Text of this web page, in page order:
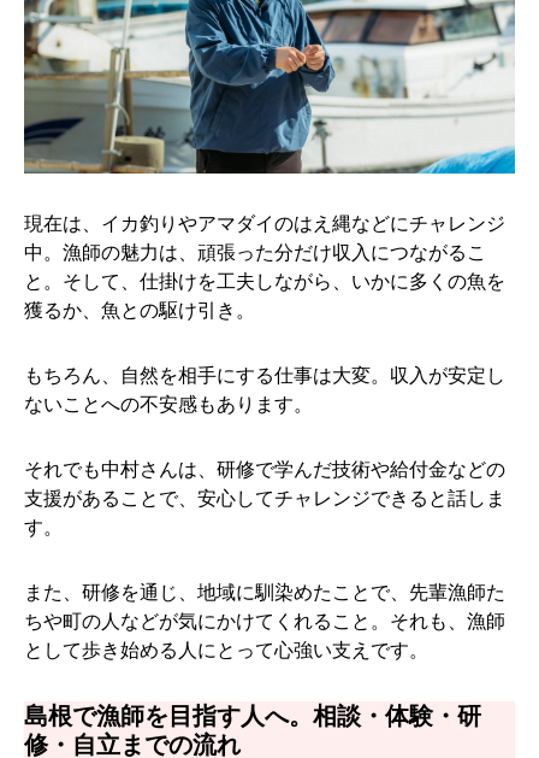
現在は、イカ釣りやアマダイのはえ縄などにチャレンジ
中。漁師の魅力は、頑張った分だけ収入につながるこ
と。そして、仕掛けを工夫しながら、いかに多くの魚を
獲るか、魚との駆け引き。
もちろん、自然を相手にする仕事は大変。収入が安定し
ないことへの不安感もあります。
それでも中村さんは、研修で学んだ技術や給付金などの
支援があることで、安心してチャレンジできると話しま
す。
また、研修を通じ、地域に馴染めたことで、先輩漁師た
ちや町の人などが気にかけてくれること。それも、漁師
として歩き始める人にとって心強い支えです。
島根で漁師を目指す人へ。相談・体験・研
修・自立までの流れ